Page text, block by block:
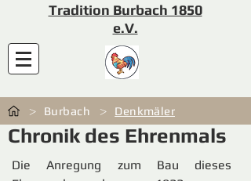
Tradition Burbach 1850
e.V.
> Burbach > Denkmäler
Chronik des Ehrenmals
Die Anregung zum Bau dieses